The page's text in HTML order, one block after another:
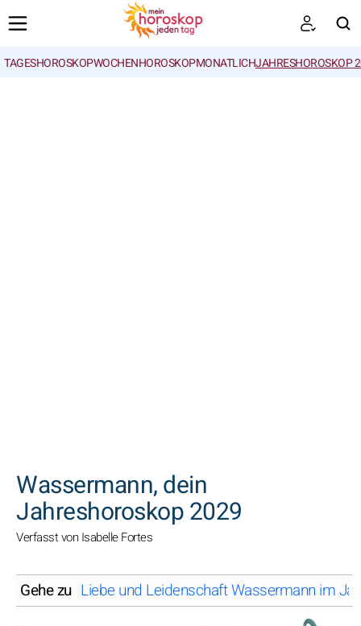
TAGESHOROSKOPWOCHENHOROSKOPMONATLICHJAHRESHOROSKOP
Wassermann, dein
Jahreshoroskop 2029
Verfasst von Isabelle Fortes
Gehe zu Liebe und Leidenschaft Wassermann im